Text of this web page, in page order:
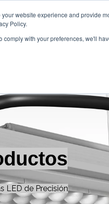
website experience and provide
Policy.
with your preferences, we'll
LED de Precisión